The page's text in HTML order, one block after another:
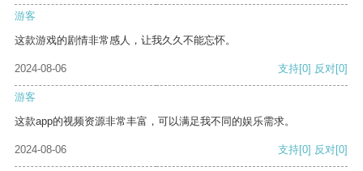
游客
这款游戏的剧情非常感人，让我久久不能忘怀。
2024-08-06 支持[0] 反对[0]
游客
这款app的视频资源非常丰富，可以满足我不同的娱乐需求。
2024-08-06 支持[0] 反对[0]